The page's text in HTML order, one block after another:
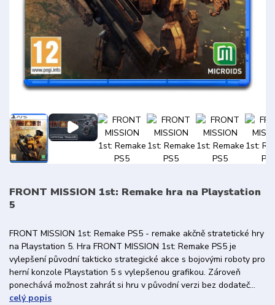
FRONT MISSION 1st: Remake hra na Playstation
5
FRONT MISSION 1st: Remake PS5 - remake akčně stratetické hry
na Playstation 5. Hra FRONT MISSION 1st: Remake PS5 je
vylepšení původní takticko strategické akce s bojovými roboty pro
herní konzole Playstation 5 s vylepšenou grafikou. Zároveň
ponechává možnost zahrát si hru v původní verzi bez dodateč...
celý popis